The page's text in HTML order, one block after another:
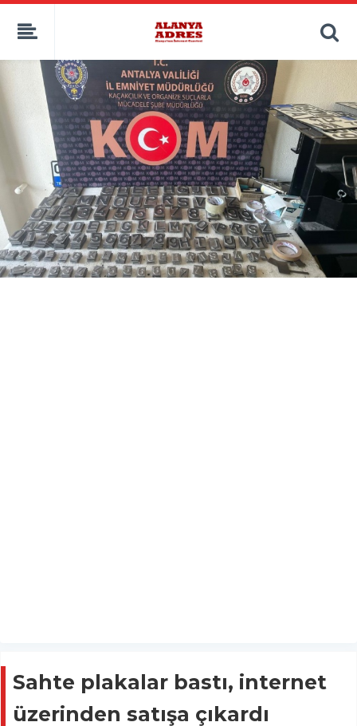
kaçak bahis
deneme bonusu
canlı bahis siteleri
deneme bonusu veren siteler
bahis siteleri
porno izle
Sahte plakalar bastı, internet
üzerinden satışa çıkardı